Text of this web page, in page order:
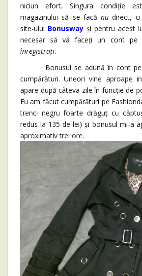
niciun efort. Singura condiție
magazinului să se facă nu direct,
site-ului Bonusway și pentru acest
necesar să vă faceți un cont pe
înregistrați.
Bonusul se adună în cont pe
cumpărături. Uneori vine aproape
apare după câteva zile în funcție de
Eu am făcut cumpărături pe
trenci negru foarte drăguț cu
redus la 135 de lei) și bonusul mi-a
aproximativ trei ore.